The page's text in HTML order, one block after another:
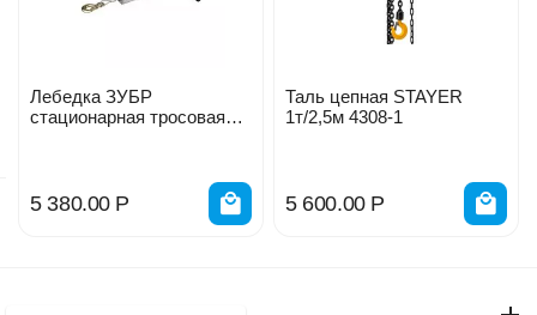
Лебедка ЗУБР
стационарная тросовая
5 380.00 Р
Таль цепная STAYER
1т/2,5м 4308-1
5 600.00 Р